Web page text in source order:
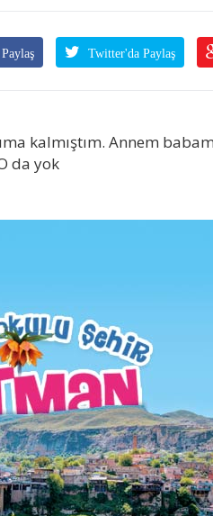
Twitter'da Paylaş
kalmıştım. Annem
da yok